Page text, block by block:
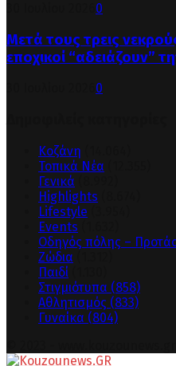
0
Μετά τους τρεις
εποχικοί “αδειάζουν”
0
Κοζάνη
Τοπικά Νέα
Γενικά
Highlights
Lifestyle
Events
Οδηγός πόλης –
Ζώδια
Παιδί
Στιγμιότυπα (858)
Αθλητισμός (833)
Γυναίκα (804)